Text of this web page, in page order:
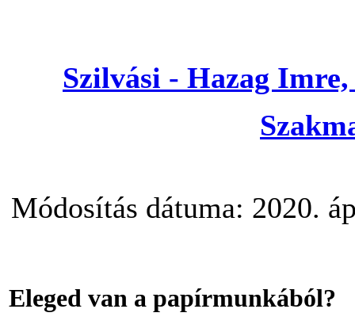
Szilvási - Hazag
Módosítás dátuma: 2020.
Eleged van a papírmunkából?